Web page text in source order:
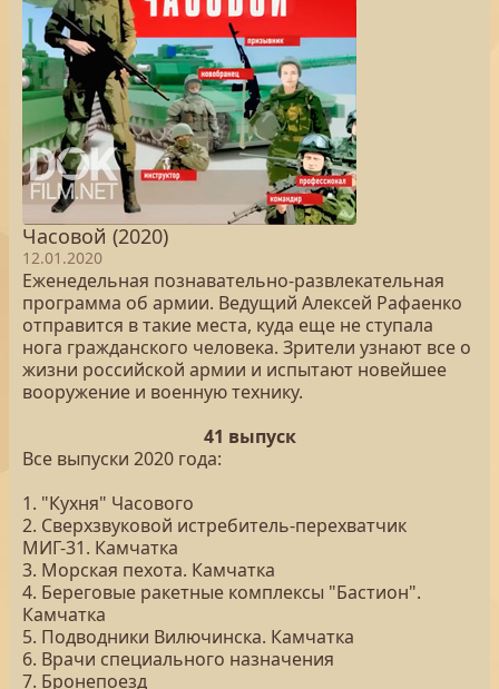
Часовой (2020)
12.01.2020
Еженедельная познавательно-развлекательная
программа об армии. Ведущий Алексей Рафаенко
отправится в такие места, куда еще не ступала
нога гражданского человека. Зрители узнают все о
жизни российской армии и испытают новейшее
вооружение и военную технику.
41 выпуск
Все выпуски 2020 года:
1. "Кухня" Часового
2. Сверхзвуковой истребитель-перехватчик
МИГ-31. Камчатка
3. Морская пехота. Камчатка
4. Береговые ракетные комплексы "Бастион".
Камчатка
5. Подводники Вилючинска. Камчатка
6. Врачи специального назначения
7. Бронепоезд